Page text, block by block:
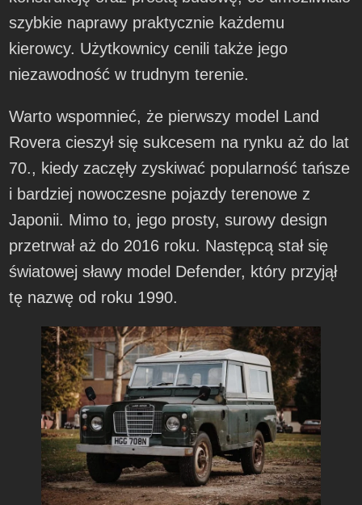
szybkie naprawy praktycznie każdemu
kierowcy. Użytkownicy cenili także jego
niezawodność w trudnym terenie.
Warto wspomnieć, że pierwszy model Land
Rovera cieszył się sukcesem na rynku aż do lat
70., kiedy zaczęły zyskiwać popularność tańsze
i bardziej nowoczesne pojazdy terenowe z
Japonii. Mimo to, jego prosty, surowy design
przetrwał aż do 2016 roku. Następcą stał się
światowej sławy model Defender, który przyjął
tę nazwę od roku 1990.